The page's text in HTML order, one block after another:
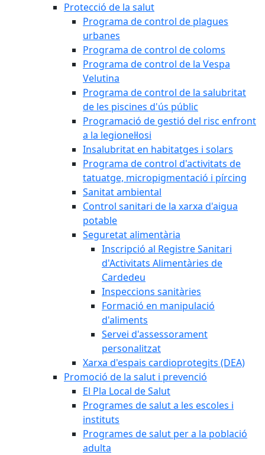
Protecció de la salut
Programa de control de plagues
urbanes
Programa de control de coloms
Programa de control de la Vespa
Velutina
Programa de control de la salubritat
de les piscines d'ús públic
Programació de gestió del risc enfront
a la legionel·losi
Insalubritat en habitatges i solars
Programa de control d'activitats de
tatuatge, micropigmentació i pírcing
Sanitat ambiental
Control sanitari de la xarxa d'aigua
potable
Seguretat alimentària
Inscripció al Registre Sanitari
d'Activitats Alimentàries de
Cardedeu
Inspeccions sanitàries
Formació en manipulació
d'aliments
Servei d'assessorament
personalitzat
Xarxa d'espais cardioprotegits (DEA)
Promoció de la salut i prevenció
El Pla Local de Salut
Programes de salut a les escoles i
instituts
Programes de salut per a la població
adulta